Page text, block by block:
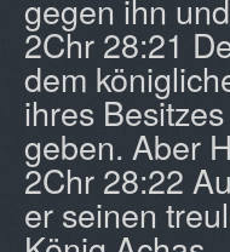
gegen ihn
2Chr 28:21
dem
ihres
geben. Aber
2Chr 28:22
er seinen